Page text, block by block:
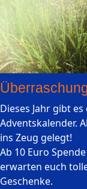
Dieses Jahr gibt
Adventskalender.
ins Zeug gelegt!
Ab 10 Euro
erwarten euch
Geschenke.